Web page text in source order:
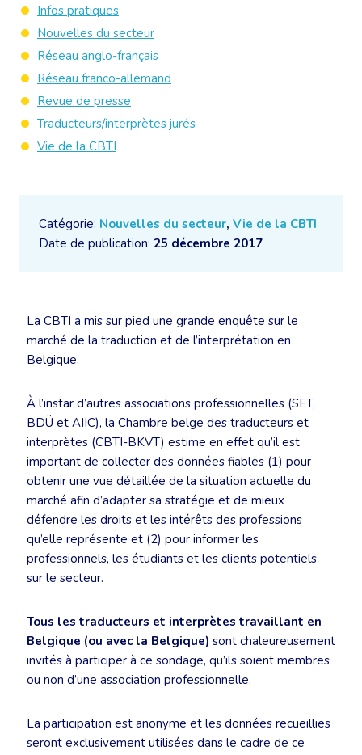
Catégorie: Nouvelles du secteur, Vie de la CBTI
Date de publication: 25 décembre 2017
La CBTI a mis sur pied une grande enquête sur le
marché de la traduction et de l’interprétation en
Belgique.
À l’instar d’autres associations professionnelles (SFT,
BDÜ et AIIC), la Chambre belge des traducteurs et
interprètes (CBTI-BKVT) estime en effet qu’il est
important de collecter des données fiables (1) pour
obtenir une vue détaillée de la situation actuelle du
marché afin d’adapter sa stratégie et de mieux
défendre les droits et les intérêts des professions
qu’elle représente et (2) pour informer les
professionnels, les étudiants et les clients potentiels
sur le secteur.
Tous les traducteurs et interprètes travaillant en
Belgique (ou avec la Belgique) sont chaleureusement
invités à participer à ce sondage, qu’ils soient membres
ou non d’une association professionnelle.
La participation est anonyme et les données recueillies
seront exclusivement utilisées dans le cadre de ce
Infos pratiques
Nouvelles du secteur
Réseau anglo-français
Réseau franco-allemand
Revue de presse
Traducteurs/interprètes jurés
Vie de la CBTI